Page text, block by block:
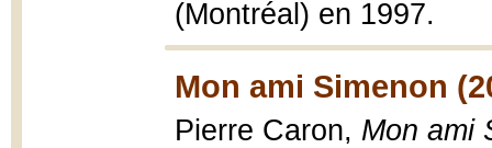
(Montréal) en 1997.
Mon ami Simenon
Pierre Caron, Mon ami